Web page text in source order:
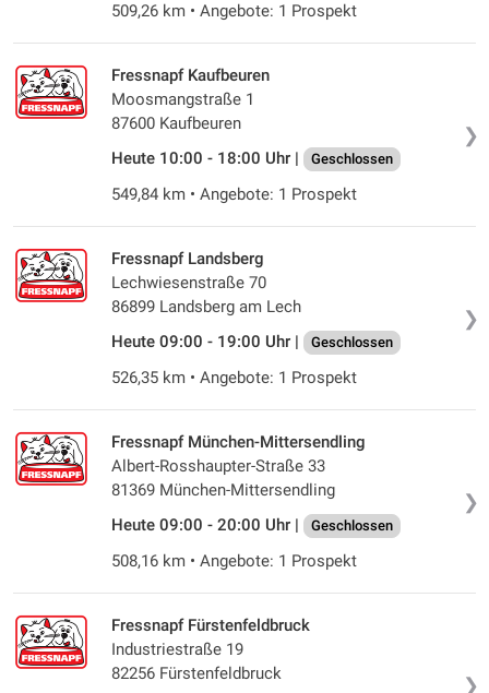
509,26 km • Angebote: 1 Prospekt
❯
Fressnapf Kaufbeuren
Moosmangstraße 1
87600 Kaufbeuren
Heute 10:00 - 18:00 Uhr |
Geschlossen
549,84 km • Angebote: 1 Prospekt
❯
Fressnapf Landsberg
Lechwiesenstraße 70
86899 Landsberg am Lech
Heute 09:00 - 19:00 Uhr |
Geschlossen
526,35 km • Angebote: 1 Prospekt
❯
Fressnapf München-Mittersendling
Albert-Rosshaupter-Straße 33
81369 München-Mittersendling
Heute 09:00 - 20:00 Uhr |
Geschlossen
508,16 km • Angebote: 1 Prospekt
❯
Fressnapf Fürstenfeldbruck
Industriestraße 19
82256 Fürstenfeldbruck